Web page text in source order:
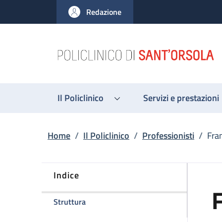
al contenuto principale
to footer content
Redazione
Il Policlinico Servizi e prestazioni
Briciole di pane
Home / Il Policlinico / Professionisti /
Indice
Strutturadella pagina Francesca Balsamo